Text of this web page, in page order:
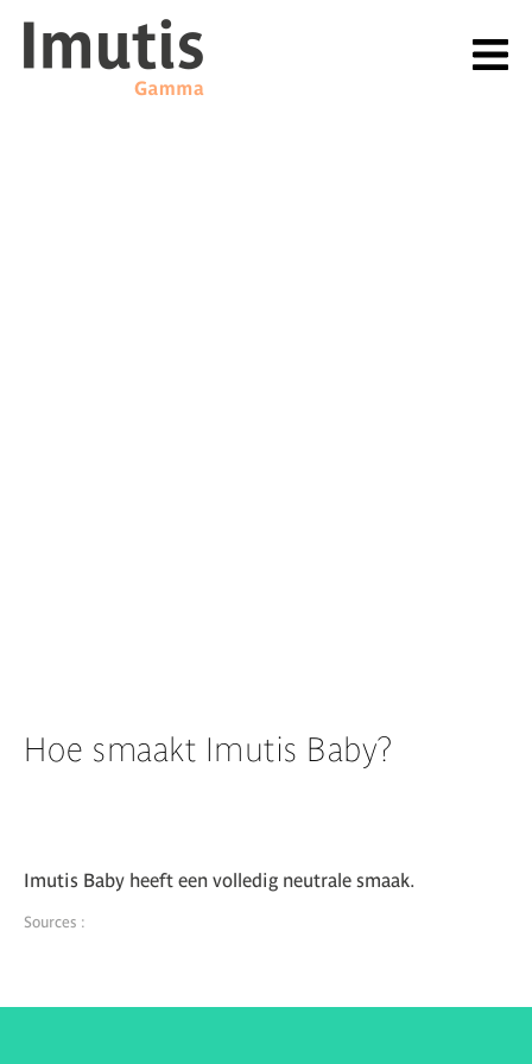
Hoe smaakt Imutis Baby?
Imutis Baby heeft een volledig neutrale smaak.
Sources :